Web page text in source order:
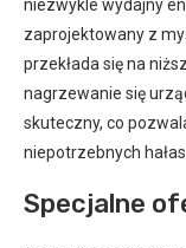
niezwykle wydajny
zaprojektowany z
przekłada się na
nagrzewanie się
skuteczny, co
niepotrzebnych
Specjalne